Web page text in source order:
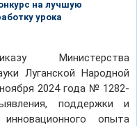
на лучшую
урока
Министерства
Луганской Народной
2024 года № 1282-
поддержки и
инновационного опыта